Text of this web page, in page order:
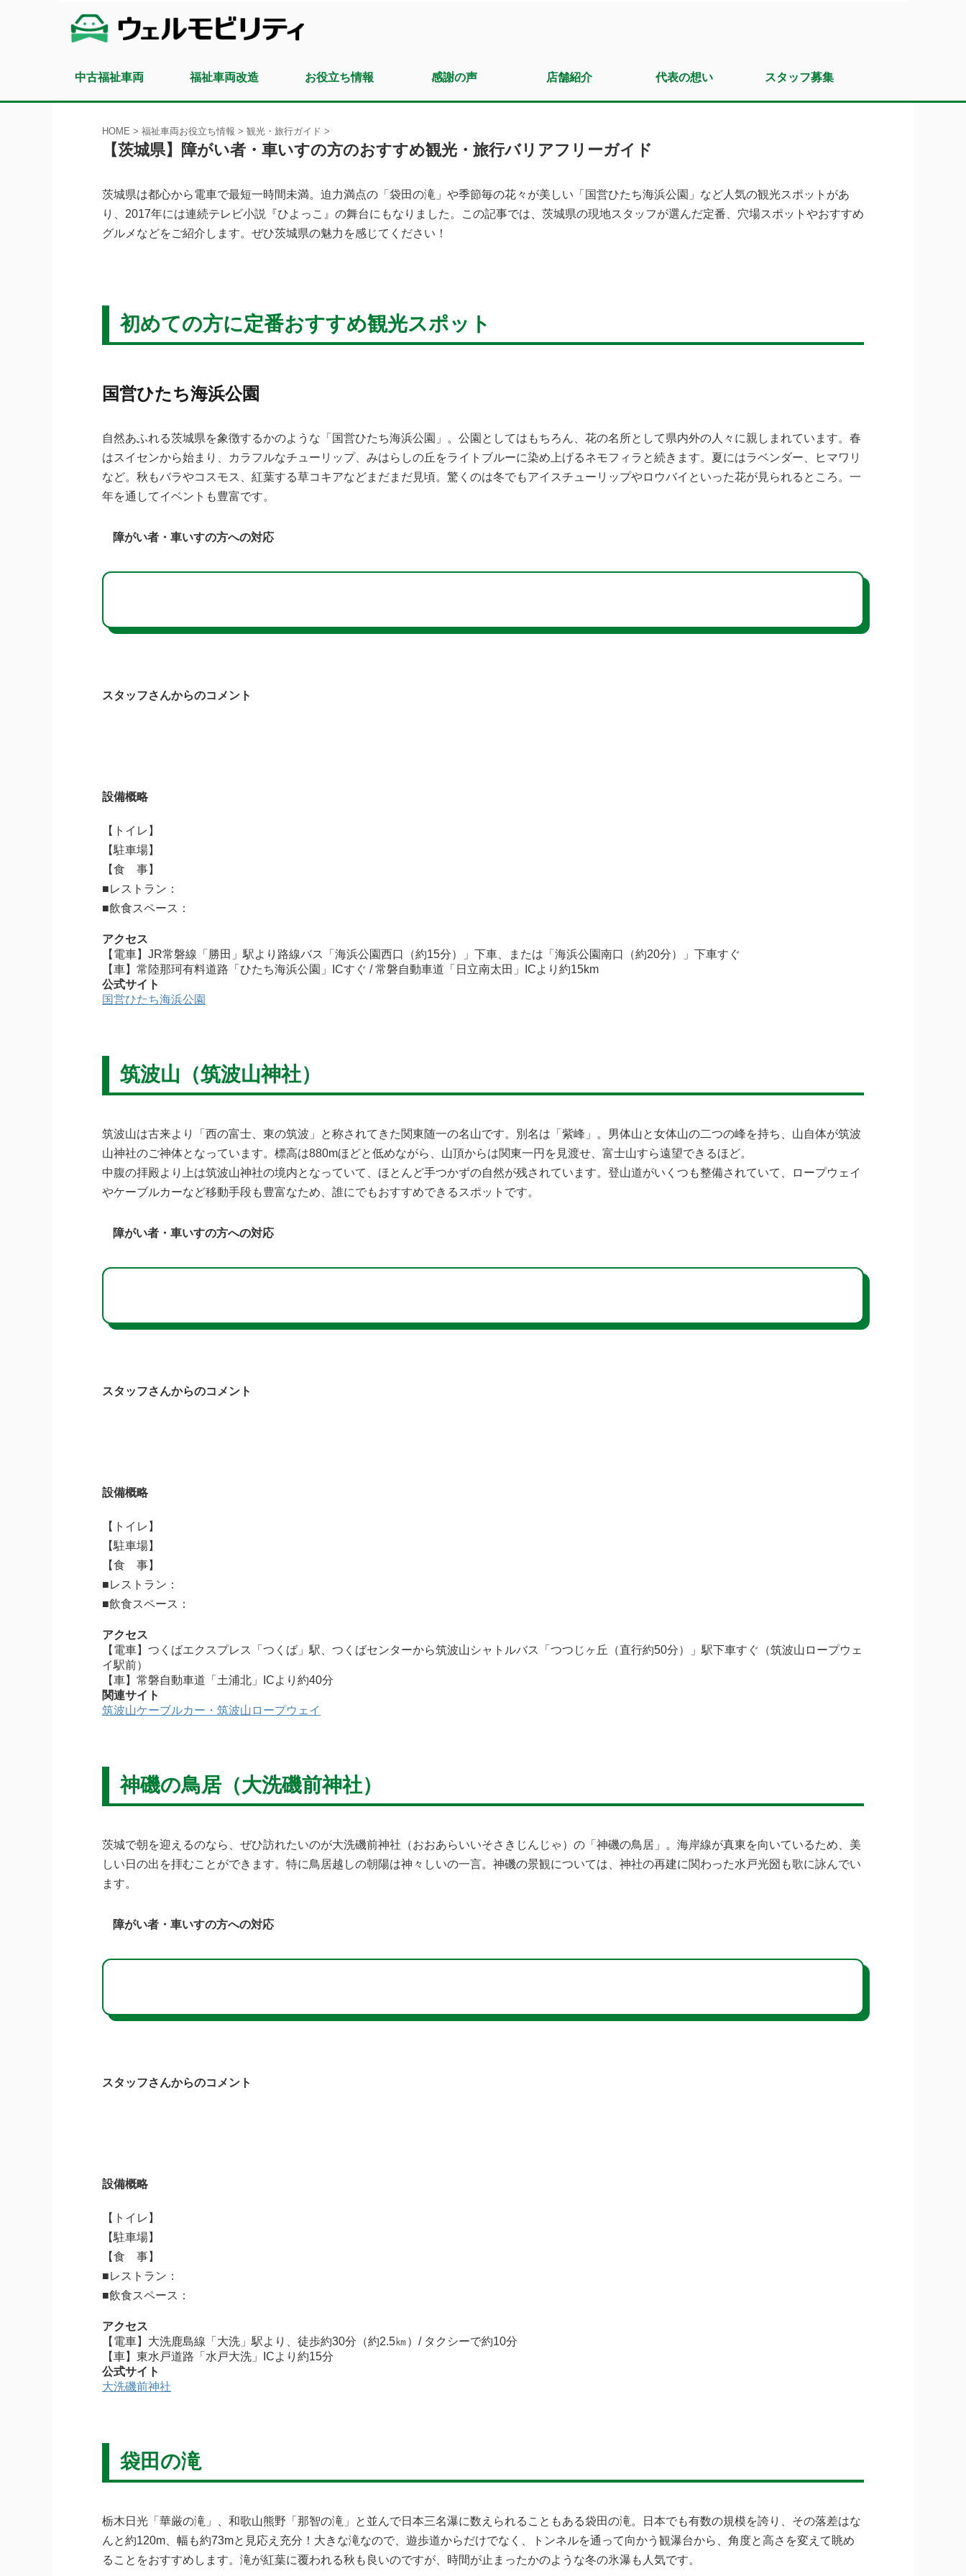
中古福祉車両 福祉車両改造 お役立ち情報 感謝の声 店舗紹介 代表の想い スタッフ募集
HOME > 福祉車両お役立ち情報 > 観光・旅行ガイド >
【茨城県】障がい者・車いすの方のおすすめ観光・旅行バリアフリーガイド
茨城県は都心から電車で最短一時間未満。迫力満点の「袋田の滝」や季節毎の花々が美しい「国営ひたち海浜公園」など人気の観光スポットがあ
り、2017年には連続テレビ小説『ひよっこ』の舞台にもなりました。この記事では、茨城県の現地スタッフが選んだ定番、穴場スポットやおすすめ
グルメなどをご紹介します。ぜひ茨城県の魅力を感じてください！
初めての方に定番おすすめ観光スポット
国営ひたち海浜公園
自然あふれる茨城県を象徴するかのような「国営ひたち海浜公園」。公園としてはもちろん、花の名所として県内外の人々に親しまれています。春
はスイセンから始まり、カラフルなチューリップ、みはらしの丘をライトブルーに染め上げるネモフィラと続きます。夏にはラベンダー、ヒマワリ
など。秋もバラやコスモス、紅葉する草コキアなどまだまだ見頃。驚くのは冬でもアイスチューリップやロウバイといった花が見られるところ。一
年を通してイベントも豊富です。
障がい者・車いすの方への対応
スタッフさんからのコメント
設備概略
【トイレ】
【駐車場】
【食 事】
■レストラン：
■飲食スペース：
アクセス
【電車】JR常磐線「勝田」駅より路線バス「海浜公園西口（約15分）」下車、または「海浜公園南口（約20分）」下車すぐ
【車】常陸那珂有料道路「ひたち海浜公園」ICすぐ / 常磐自動車道「日立南太田」ICより約15km
公式サイト
国営ひたち海浜公園
筑波山（筑波山神社）
筑波山は古来より「西の富士、東の筑波」と称されてきた関東随一の名山です。別名は「紫峰」。男体山と女体山の二つの峰を持ち、山自体が筑波
山神社のご神体となっています。標高は880mほどと低めながら、山頂からは関東一円を見渡せ、富士山すら遠望できるほど。
中腹の拝殿より上は筑波山神社の境内となっていて、ほとんど手つかずの自然が残されています。登山道がいくつも整備されていて、ロープウェイ
やケーブルカーなど移動手段も豊富なため、誰にでもおすすめできるスポットです。
障がい者・車いすの方への対応
スタッフさんからのコメント
設備概略
【トイレ】
【駐車場】
【食 事】
■レストラン：
■飲食スペース：
アクセス
【電車】つくばエクスプレス「つくば」駅、つくばセンターから筑波山シャトルバス「つつじヶ丘（直行約50分）」駅下車すぐ（筑波山ロープウェ
イ駅前）
【車】常磐自動車道「土浦北」ICより約40分
関連サイト
筑波山ケーブルカー・筑波山ロープウェイ
神磯の鳥居（大洗磯前神社）
茨城で朝を迎えるのなら、ぜひ訪れたいのが大洗磯前神社（おおあらいいそさきじんじゃ）の「神磯の鳥居」。海岸線が真東を向いているため、美
しい日の出を拝むことができます。特に鳥居越しの朝陽は神々しいの一言。神磯の景観については、神社の再建に関わった水戸光圀も歌に詠んでい
ます。
障がい者・車いすの方への対応
スタッフさんからのコメント
設備概略
【トイレ】
【駐車場】
【食 事】
■レストラン：
■飲食スペース：
アクセス
【電車】大洗鹿島線「大洗」駅より、徒歩約30分（約2.5㎞）/ タクシーで約10分
【車】東水戸道路「水戸大洗」ICより約15分
公式サイト
大洗磯前神社
袋田の滝
栃木日光「華厳の滝」、和歌山熊野「那智の滝」と並んで日本三名瀑に数えられることもある袋田の滝。日本でも有数の規模を誇り、その落差はな
んと約120m、幅も約73mと見応え充分！大きな滝なので、遊歩道からだけでなく、トンネルを通って向かう観瀑台から、角度と高さを変えて眺め
ることをおすすめします。滝が紅葉に覆われる秋も良いのですが、時間が止まったかのような冬の氷瀑も人気です。